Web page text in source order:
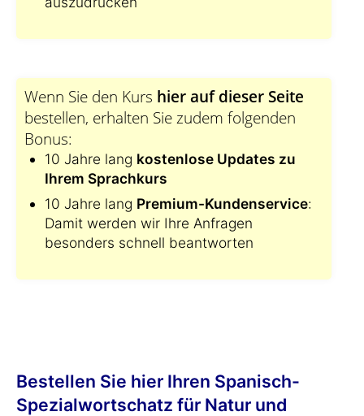
Wenn Sie den Kurs hier auf dieser Seite
bestellen, erhalten Sie zudem folgenden
Bonus:
10 Jahre lang kostenlose Updates zu
Ihrem Sprachkurs
10 Jahre lang Premium-Kundenservice:
Damit werden wir Ihre Anfragen
besonders schnell beantworten
Bestellen Sie hier Ihren Spanisch-
Spezialwortschatz für Natur und